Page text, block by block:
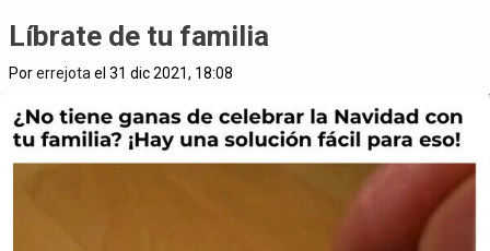
Líbrate de tu familia
Porerrejota el 31 dic 2021, 18:08